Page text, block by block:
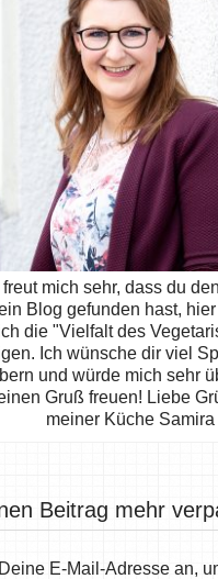
freut mich sehr, dass du
Blog gefunden hast,
die "Vielfalt des
Ich wünsche dir viel
und würde mich sehr
Gruß freuen! Liebe
meiner Küche Samira
Beitrag mehr
E-Mail-Adresse an,